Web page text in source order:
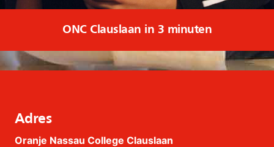
ONC Clauslaan in 3 minuten
Adres
Oranje Nassau College Clauslaan